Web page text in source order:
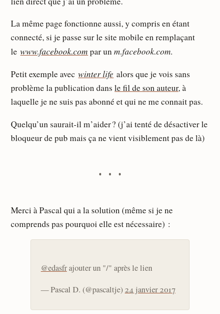
La même page fonctionne aussi, y compris en étant
connecté, si je passe sur le site mobile en remplaçant
lewww.facebook.com par unm.facebook.com.
Petit exemple avecwinter life alors que je vois sans
problème la publication dansle fil de son auteur, à
laquelle je ne suis pas abonné et qui ne me connait pas.
Quelqu’un saurait-il m’aider ? (j’ai tenté de désactiver le
bloqueur de pub mais ça ne vient visiblement pas de là)
Merci à Pascal qui a la solution (même si je ne
comprends pas pourquoi elle est nécessaire) :
@edasfrajouter un "/" après le lien
— Pascal D. (@pascaltje) 24 janvier 2017